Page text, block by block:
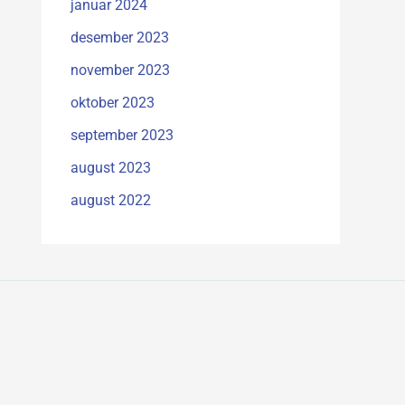
januar 2024
desember 2023
november 2023
oktober 2023
september 2023
august 2023
august 2022